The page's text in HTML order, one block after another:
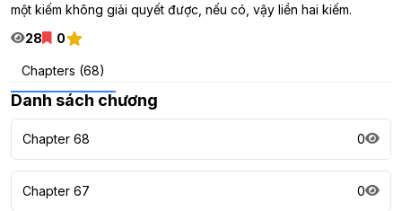
một kiếm không giải quyết được, nếu có, vậy liền hai kiếm.
28
0
Chapters (68)
Danh sách chương
Chapter 68 0
Chapter 67 0